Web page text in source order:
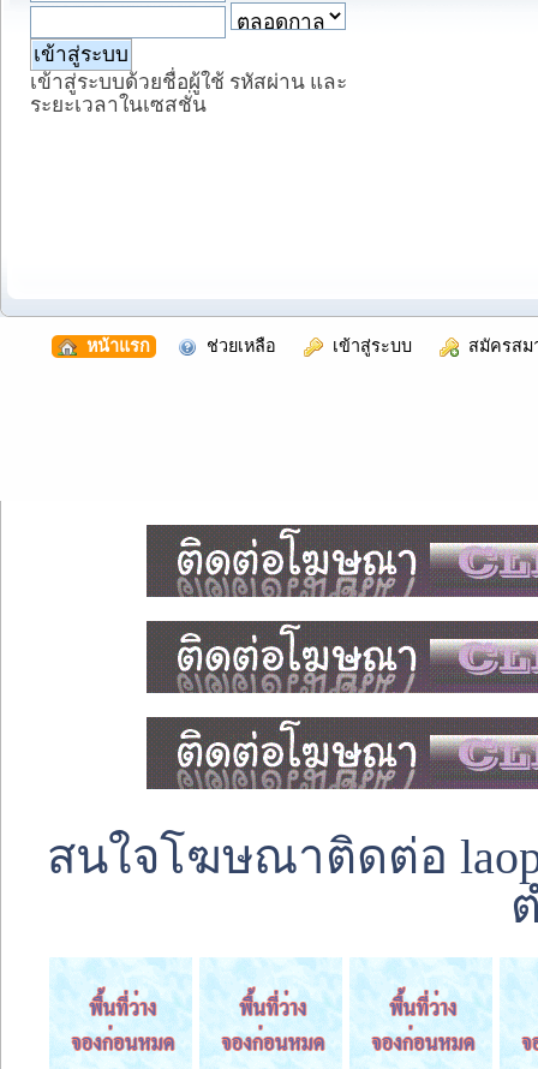
เข้าสู่ระบบด้วยชื่อผู้ใช้ รหัสผ่าน และ
ระยะเวลาในเซสชั่น
หน้าแรก ช่วยเหลือ เข้าสู่ระบบ สมัครสม
สนใจโฆษณาติดต่อ